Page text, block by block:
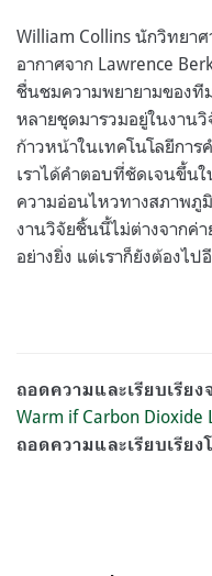
William Collins นักวิทยา
อากาศจาก Lawrence
ชื่นชมความพยายามของที
หลายชุดมารวมอยู่ในงาน
ก้าวหน้าในเทคโนโลยีกา
เราได้คำตอบที่ชัดเจนขึ้น
ความอ่อนไหวทางสภาพภูมิ
งานวิจัยชิ้นนี้ไม่ต่างจากค่
อย่างยิ่ง แต่เราก็ยังต้องไป
ถอดความและเรียบเรียง
Warm if Carbon Dioxide
ถอดความและเรียบเรียง